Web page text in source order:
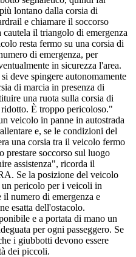
lontano dalla corsia di
e chiamare il soccorso
il triangolo di emergenza
resta fermo su una corsia di
di emergenza, per
in sicurezza l'area.
deve spingere autonomamente
di marcia in presenza di
una ruota sulla corsia di
È troppo pericoloso."
veicolo in panne in autostrada
e, se le condizioni del
una corsia tra il veicolo fermo
prestare soccorso sul luogo
assistenza", ricorda il
Se la posizione del veicolo
un pericolo per i veicoli in
il numero di emergenza e
esatta dell'ostacolo.
e a portata di mano un
per ogni passeggero. Se
i giubbotti devono essere
dei piccoli.